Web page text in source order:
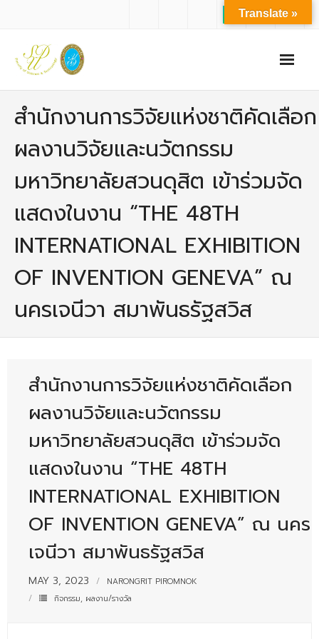
- ปรัชญาการจัดการศึกษา มหาวิทยาลัยสวนดุสิต
- ปรัชญา วิสัยทัศน์ พันธกิจ ของคณะ
- ประวัติความเป็นมาของคณะ
- บุคลากร
- - สำนักงานคณะวิทยาศาสตร์และเทคโนโลยี
- - บุคลากรวิชาการ
- วิทยาศาสตรบัณฑิต
- - วิทยาการคอมพิวเตอร์
- - วิทยาศาสตร์เครื่องสำอาง
- - อาชีวอนามัยและความปลอดภัย
- - อนามัยสิ่งแวดล้อมและสาธารณภัย
- - วิทยาศาสตร์การแพทย์
- - ความมั่นคงปลอดภัยไซเบอร์
- - อุตสาหกรรมชีวภาพเพื่อธุรกิจ
สำนักงานการวิจัยแห่งชาติคัดเลือก
ผลงานวิจัยและนวัตกรรม
มหาวิทยาลัยสวนดุสิต เข้าร่วมจัด
แสดงในงาน “THE 48TH
INTERNATIONAL EXHIBITION
OF INVENTION GENEVA” ณ
นครเจนีวา สมาพันธรัฐสวิส
สำนักงานการวิจัยแห่งชาติคัดเลือก
ผลงานวิจัยและนวัตกรรม
มหาวิทยาลัยสวนดุสิต เข้าร่วมจัด
แสดงในงาน “THE 48TH
INTERNATIONAL EXHIBITION
OF INVENTION GENEVA” ณ นคร
เจนีวา สมาพันธรัฐสวิส
MAY 3, 2023
NARONGRIT PIROMNOK
กิจกรรม, ผลงาน/รางวัล
Translate »